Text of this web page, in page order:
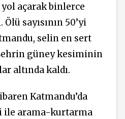
yol açarak binlerce
sayısının 50’yi
selin en sert
güney kesiminin
altında kaldı.
Katmandu’da
ile arama-kurtarma